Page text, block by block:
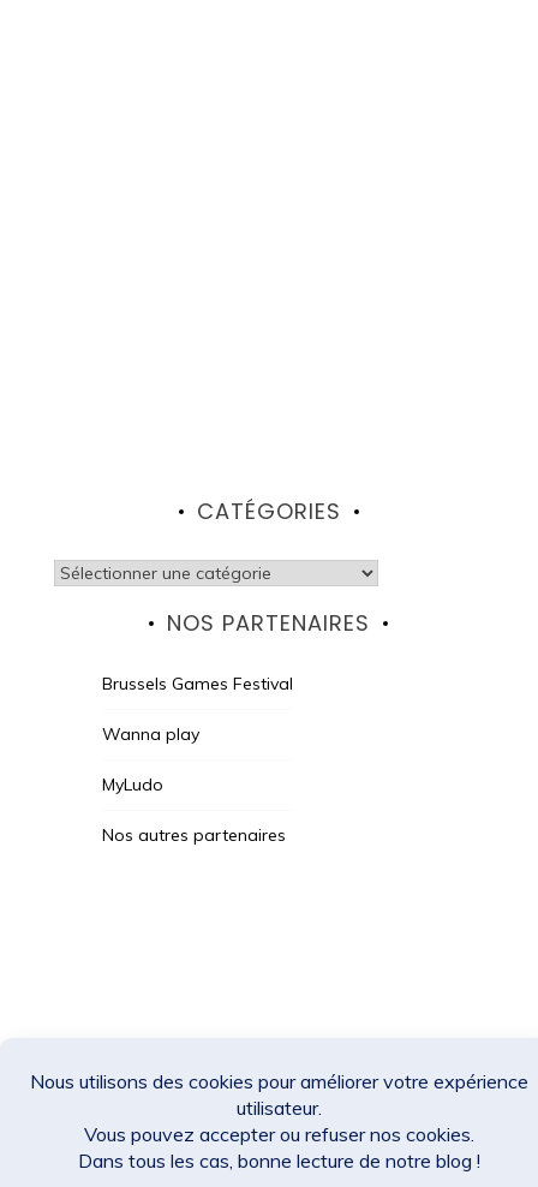
CATÉGORIES
Catégories
NOS PARTENAIRES
Brussels Games Festival
Wanna play
MyLudo
Nos autres partenaires